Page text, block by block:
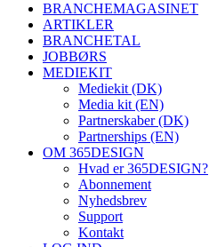
BRANCHEMAGASINET
ARTIKLER
BRANCHETAL
JOBBØRS
MEDIEKIT
Mediekit (DK)
Media kit (EN)
Partnerskaber (DK)
Partnerships (EN)
OM 365DESIGN
Hvad er 365DESIGN?
Abonnement
Nyhedsbrev
Support
Kontakt